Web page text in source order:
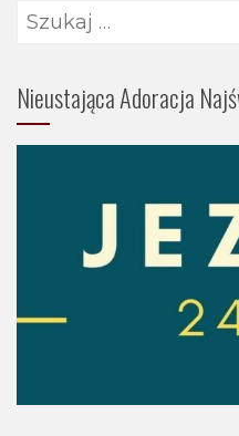
Szukaj:
Nieustająca Adoracja